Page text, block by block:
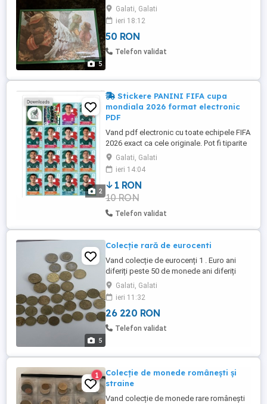
5
la 100 de lei buc deja cu ramă
Galati, Galati
ieri 18:12
50 RON
Telefon validat
2
Stickere PANINI FIFA cupa
mondiala 2026 format electronic
PDF
Vand pdf electronic cu toate echipele FIFA
2026 exact ca cele originale. Pot fi tiparite
pe hartie autoadeziva si puteti completa
albumul cu costuri foarte mici. Pretul este
50 de lei pt toate cele 48 d etari complete
BONUS sunt si cele cu echipe si stickerele
speciale. plata se face pe Revolut si se ...
Galati, Galati
ieri 14:04
1 RON
10 RON
Telefon validat
5
Colecție rară de eurocenti
Vand colecție de eurocenți 1 . Euro ani
diferiți peste 50 de monede ani diferiți
fără dubluri 2 euro,1 euro,50 euro,20
euro,10 euro,5 eurocent.
Galati, Galati
ieri 11:32
26 220 RON
Telefon validat
1
Colecție de monede românești și
straine
Vand colecție de monede rare românești